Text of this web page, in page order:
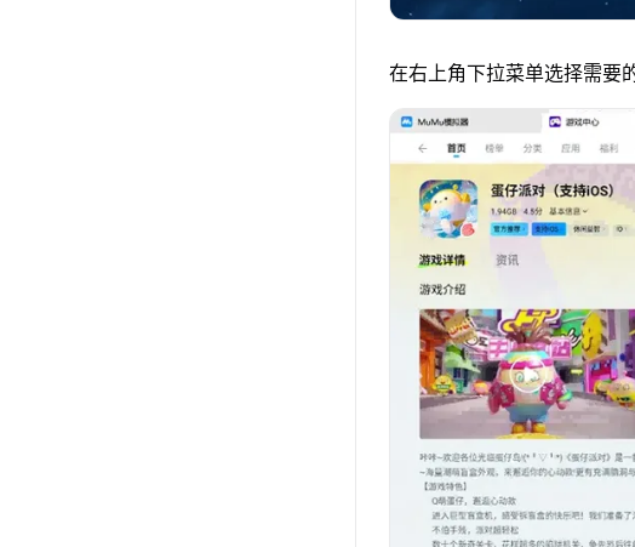
在右上角下拉菜单选择需要